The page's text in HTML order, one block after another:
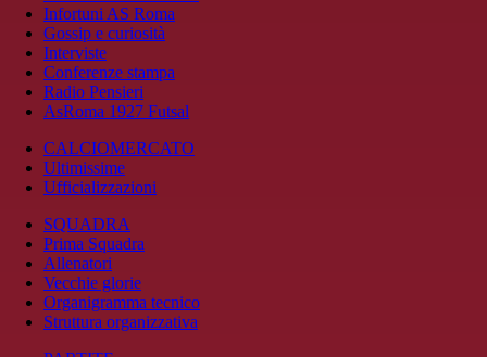
Infortuni AS Roma
Gossip e curiosità
Interviste
Conferenze stampa
Radio Pensieri
AsRoma 1927 Futsal
CALCIOMERCATO
Ultimissime
Ufficializzazioni
SQUADRA
Prima Squadra
Allenatori
Vecchie glorie
Organigramma tecnico
Struttura organizzativa